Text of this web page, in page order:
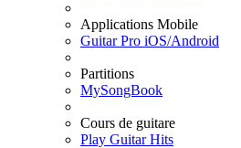
Applications Mobile
Guitar Pro iOS/Android
Partitions
MySongBook
Cours de guitare
Play Guitar Hits